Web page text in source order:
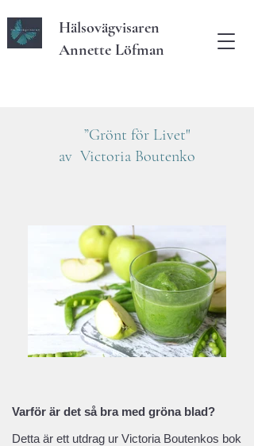
Hälsovägvisaren
Annette Löfman
”Grönt för Livet"
av Victoria Boutenko
Varför är det så bra med gröna blad?
Detta är ett utdrag ur Victoria Boutenkos bok